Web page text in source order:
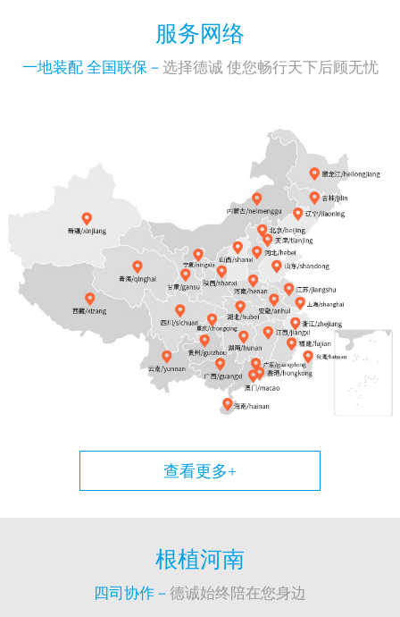
服务网络
一地装配 全国联保－ 选择德诚 使您畅行天下后顾无忧
查看更多+
根植河南
四司协作－ 德诚始终陪在您身边